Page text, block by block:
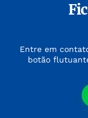
Entre em
botão